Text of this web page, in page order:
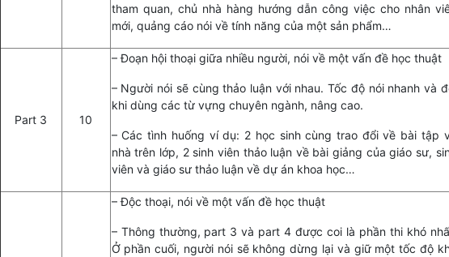
tham quan, chủ nhà hàng hướng dẫn công việc cho nhân
mới, quảng cáo nói về tính năng của một sản phẩm…
Part 3 10
– Đoạn hội thoại giữa nhiều người, nói về một vấn đề học thuật
– Người nói sẽ cùng thảo luận với nhau. Tốc độ nói nhanh và
khi dùng các từ vựng chuyên ngành, nâng cao.
– Các tình huống ví dụ: 2 học sinh cùng trao đổi về bài tập
nhà trên lớp, 2 sinh viên thảo luận về bài giảng của giáo sư,
viên và giáo sư thảo luận về dự án khoa học…
– Độc thoại, nói về một vấn đề học thuật
– Thông thường, part 3 và part 4 được coi là phần thi khó
Ở phần cuối, người nói sẽ không dừng lại và giữ một tốc độ